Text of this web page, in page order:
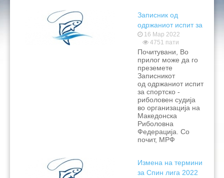
Записник од
одржаниот испит за
спортско -
риболовен судија
16 Мар 2022
4751 пати
Почитувани, Во
прилог може да го
преземете
Записникот
од одржаниот испит
за спортско -
риболовен судија
во организација на
Македонска
Риболовна
Федерација. Со
почит, МРФ
Измена на термини
за Спин лига 2022